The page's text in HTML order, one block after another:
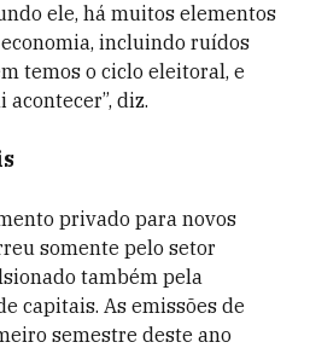
ele, há muitos elementos
incluindo ruídos
temos o ciclo eleitoral, e
diz.
privado para novos
somente pelo setor
também pela
capitais. As emissões de
semestre deste ano